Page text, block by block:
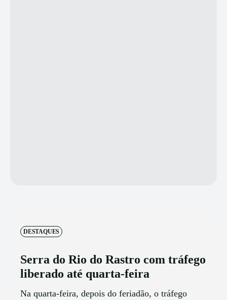
DESTAQUES
Serra do Rio do Rastro com tráfego
liberado até quarta-feira
Na quarta-feira, depois do feriadão, o tráfego